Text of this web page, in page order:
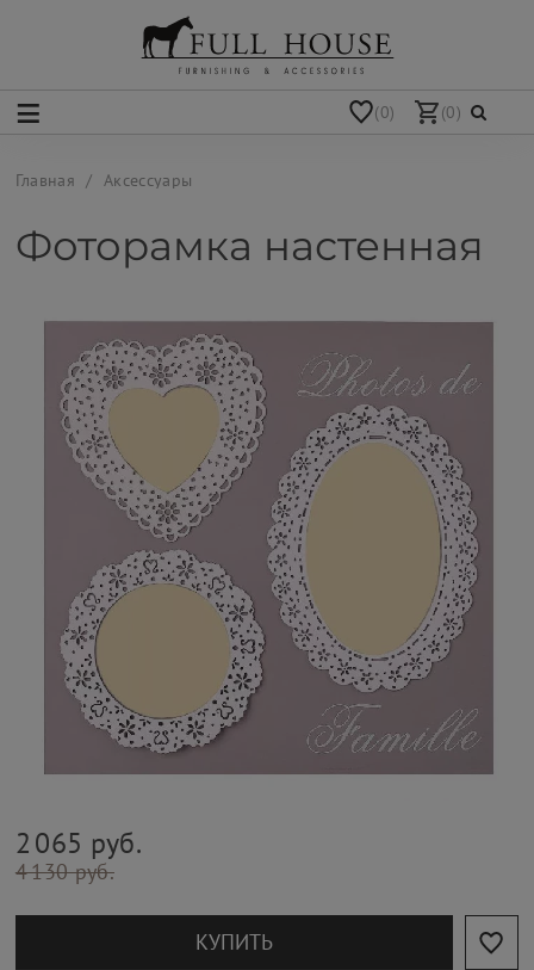
(0) (0)
Главная Аксессуары
Фоторамка настенная
2 065 руб.
4 130 руб.
КУПИТЬ